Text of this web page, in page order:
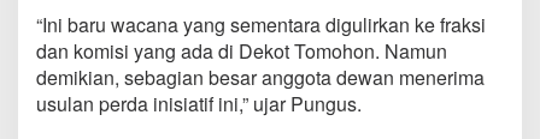
e
r
d
I
“Ini baru wacana yang sementara digulirkan ke fraksi
dan komisi yang ada di Dekot Tomohon. Namun
demikian, sebagian besar anggota dewan menerima
usulan perda inisiatif ini,” ujar Pungus.